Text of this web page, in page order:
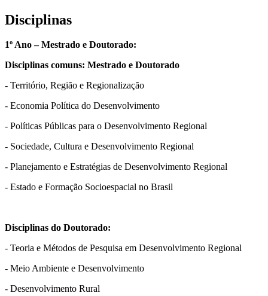
Disciplinas
1º Ano – Mestrado e Doutorado:
Disciplinas comuns: Mestrado e Doutorado
- Território, Região e Regionalização
- Economia Política do Desenvolvimento
- Políticas Públicas para o Desenvolvimento Regional
- Sociedade, Cultura e Desenvolvimento Regional
- Planejamento e Estratégias de Desenvolvimento Regional
- Estado e Formação Socioespacial no Brasil
Disciplinas do Doutorado:
- Teoria e Métodos de Pesquisa em Desenvolvimento Regional
- Meio Ambiente e Desenvolvimento
- Desenvolvimento Rural